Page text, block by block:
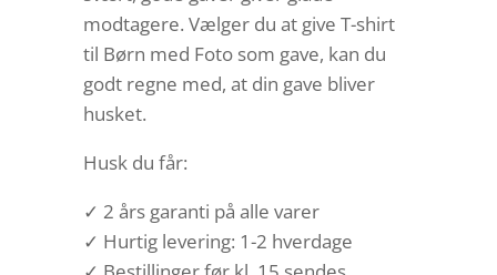
modtagere. Vælger du at give T-shirt
til Børn med Foto som gave, kan du
godt regne med, at din gave bliver
husket.
Husk du får:
✓ 2 års garanti på alle varer
✓ Hurtig levering: 1-2 hverdage